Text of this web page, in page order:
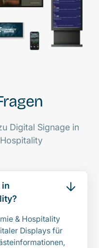
Digital Signage in
in
& Hospitality
Displays für